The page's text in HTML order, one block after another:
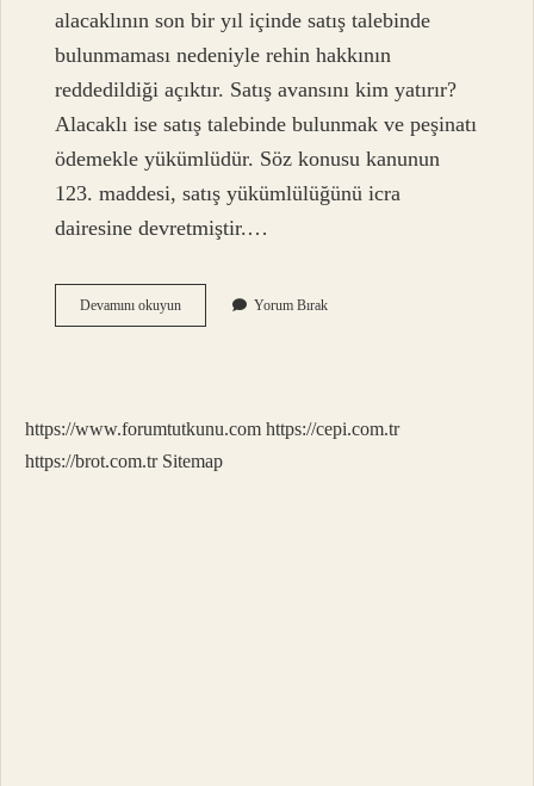
alacaklının son bir yıl içinde satış talebinde
bulunmaması nedeniyle rehin hakkının
reddedildiği açıktır. Satış avansını kim yatırır?
Alacaklı ise satış talebinde bulunmak ve peşinatı
ödemekle yükümlüdür. Söz konusu kanunun
123. maddesi, satış yükümlülüğünü icra
dairesine devretmiştir.…
Devamını okuyun2024
Satış
Yorum Bırak
https://www.forumtutkunu.com https://cepi.com.tr
https://brot.com.tr Sitemap